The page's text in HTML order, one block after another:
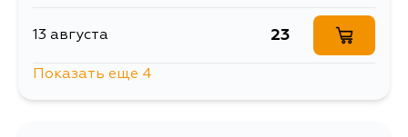
13 августа 23
Показать еще 4